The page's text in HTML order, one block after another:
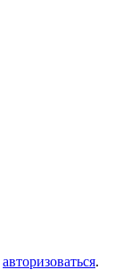
авторизоваться.